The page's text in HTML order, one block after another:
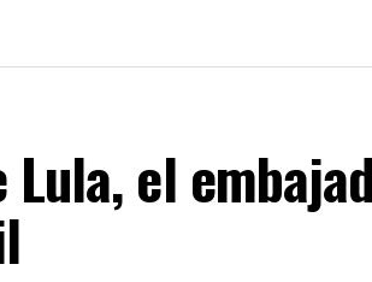
Lula, el